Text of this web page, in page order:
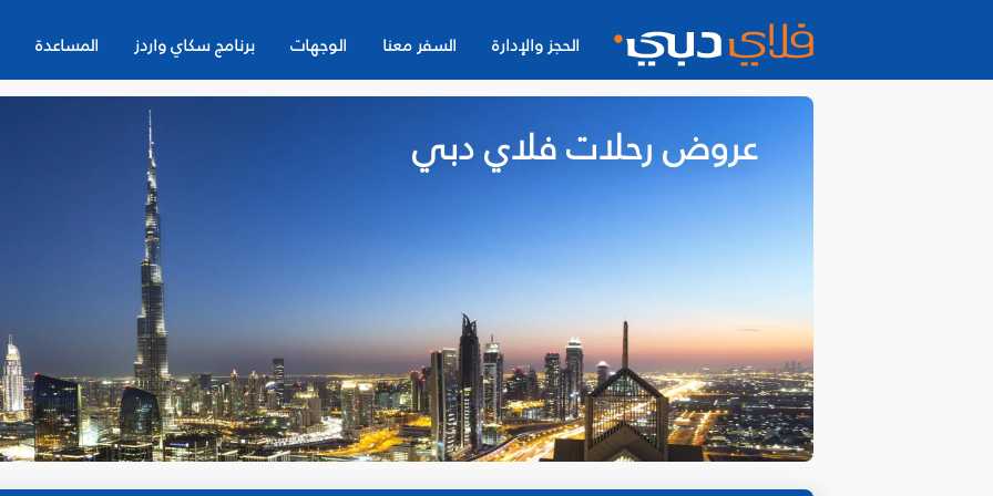
الحجز والإدارة السفر معنا الوجهات برنامج سكاي واردز المساعدة
عروض رحلات فلاي دبي